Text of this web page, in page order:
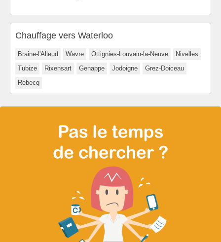
Chauffage vers Waterloo
Braine-l'Alleud Wavre Ottignies-Louvain-la-Neuve
Nivelles
Tubize
Rixensart Genappe Jodoigne
Grez-Doiceau
Rebecq